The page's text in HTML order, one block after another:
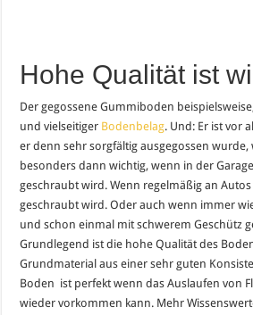
Hohe Qualität ist
Der gegossene Gummiboden
und vielseitiger Bodenbelag. Und: Er ist vor
er denn sehr sorgfältig ausgegossen wurde,
besonders dann wichtig, wenn in der
geschraubt wird. Wenn regelmäßig an
geschraubt wird. Oder auch wenn immer
und schon einmal mit schwerem Geschütz
Grundlegend ist die hohe Qualität des
Grundmaterial aus einer sehr guten
Boden ist perfekt wenn das Auslaufen von
wieder vorkommen kann. Mehr